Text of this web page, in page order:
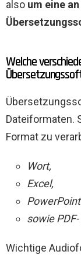
also um eine
Welche
Dateiformaten.
Format zu
Wort,
Excel,
sowie
Wichtige